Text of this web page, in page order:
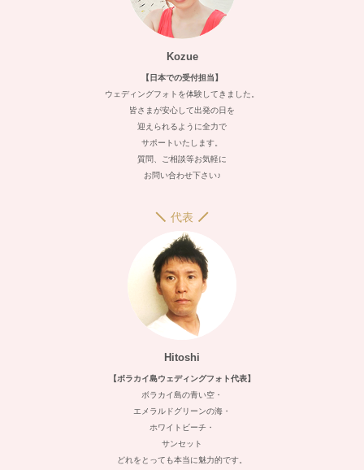
Kozue
【日本での受付担当】
ウェディングフォトを体験してきました。
皆さまが安心して出発の日を
迎えられるように全力で
サポートいたします。
質問、ご相談等お気軽に
お問い合わせ下さい♪
代表
Hitoshi
【ボラカイ島ウェディングフォト代表】
ボラカイ島の青い空・
エメラルドグリーンの海・
ホワイトビーチ・
サンセット
どれをとっても本当に魅力的です。